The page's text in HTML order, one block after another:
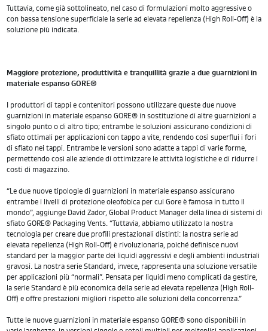
Tuttavia, come già sottolineato, nel caso di formulazioni molto aggressive o
con bassa tensione superficiale la serie ad elevata repellenza (High Roll-Off) è la
soluzione più indicata.
Maggiore protezione, produttività e tranquillità grazie a due guarnizioni in
materiale espanso GORE®
I produttori di tappi e contenitori possono utilizzare queste due nuove
guarnizioni in materiale espanso GORE® in sostituzione di altre guarnizioni a
singolo punto o di altro tipo; entrambe le soluzioni assicurano condizioni di
sfiato ottimali per applicazioni con tappo a vite, rendendo così superflui i fori
di sfiato nei tappi. Entrambe le versioni sono adatte a tappi di varie forme,
permettendo così alle aziende di ottimizzare le attività logistiche e di ridurre i
costi di magazzino.
“Le due nuove tipologie di guarnizioni in materiale espanso assicurano
entrambe i livelli di protezione oleofobica per cui Gore è famosa in tutto il
mondo”, aggiunge David Zador, Global Product Manager della linea di sistemi di
sfiato GORE® Packaging Vents. “Tuttavia, abbiamo utilizzato la nostra
tecnologia per creare due profili prestazionali distinti: la nostra serie ad
elevata repellenza (High Roll-Off) è rivoluzionaria, poiché definisce nuovi
standard per la maggior parte dei liquidi aggressivi e degli ambienti industriali
gravosi. La nostra serie Standard, invece, rappresenta una soluzione versatile
per applicazioni più “normali”. Pensata per liquidi meno complicati da gestire,
la serie Standard è più economica della serie ad elevata repellenza (High Roll-
Off) e offre prestazioni migliori rispetto alle soluzioni della concorrenza.”
Tutte le nuove guarnizioni in materiale espanso GORE® sono disponibili in